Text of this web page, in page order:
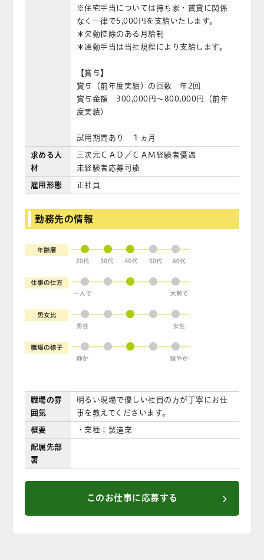
※住宅手当については持ち家・賃貸に関係
なく一律で5,000円を支給いたします。
＊欠勤控除のある月給制
＊通勤手当は当社規程により支給します。
【賞与】
賞与（前年度実績）の回数 年2回
賞与金額 300,000円〜800,000円（前年
度実績）
試用期間あり １ヵ月
求める人
材
三次元ＣＡＤ／ＣＡＭ経験者優遇
未経験者応募可能
雇用形態 正社員
勤務先の情報
● ● ● ● ●
● ● ● ● ●
● ● ● ● ●
● ● ● ● ●
職場の雰
囲気
明るい現場で優しい社員の方が丁寧にお仕
事を教えてくださいます。
概要 ・業種：製造業
配属先部
署
このお仕事に応募する